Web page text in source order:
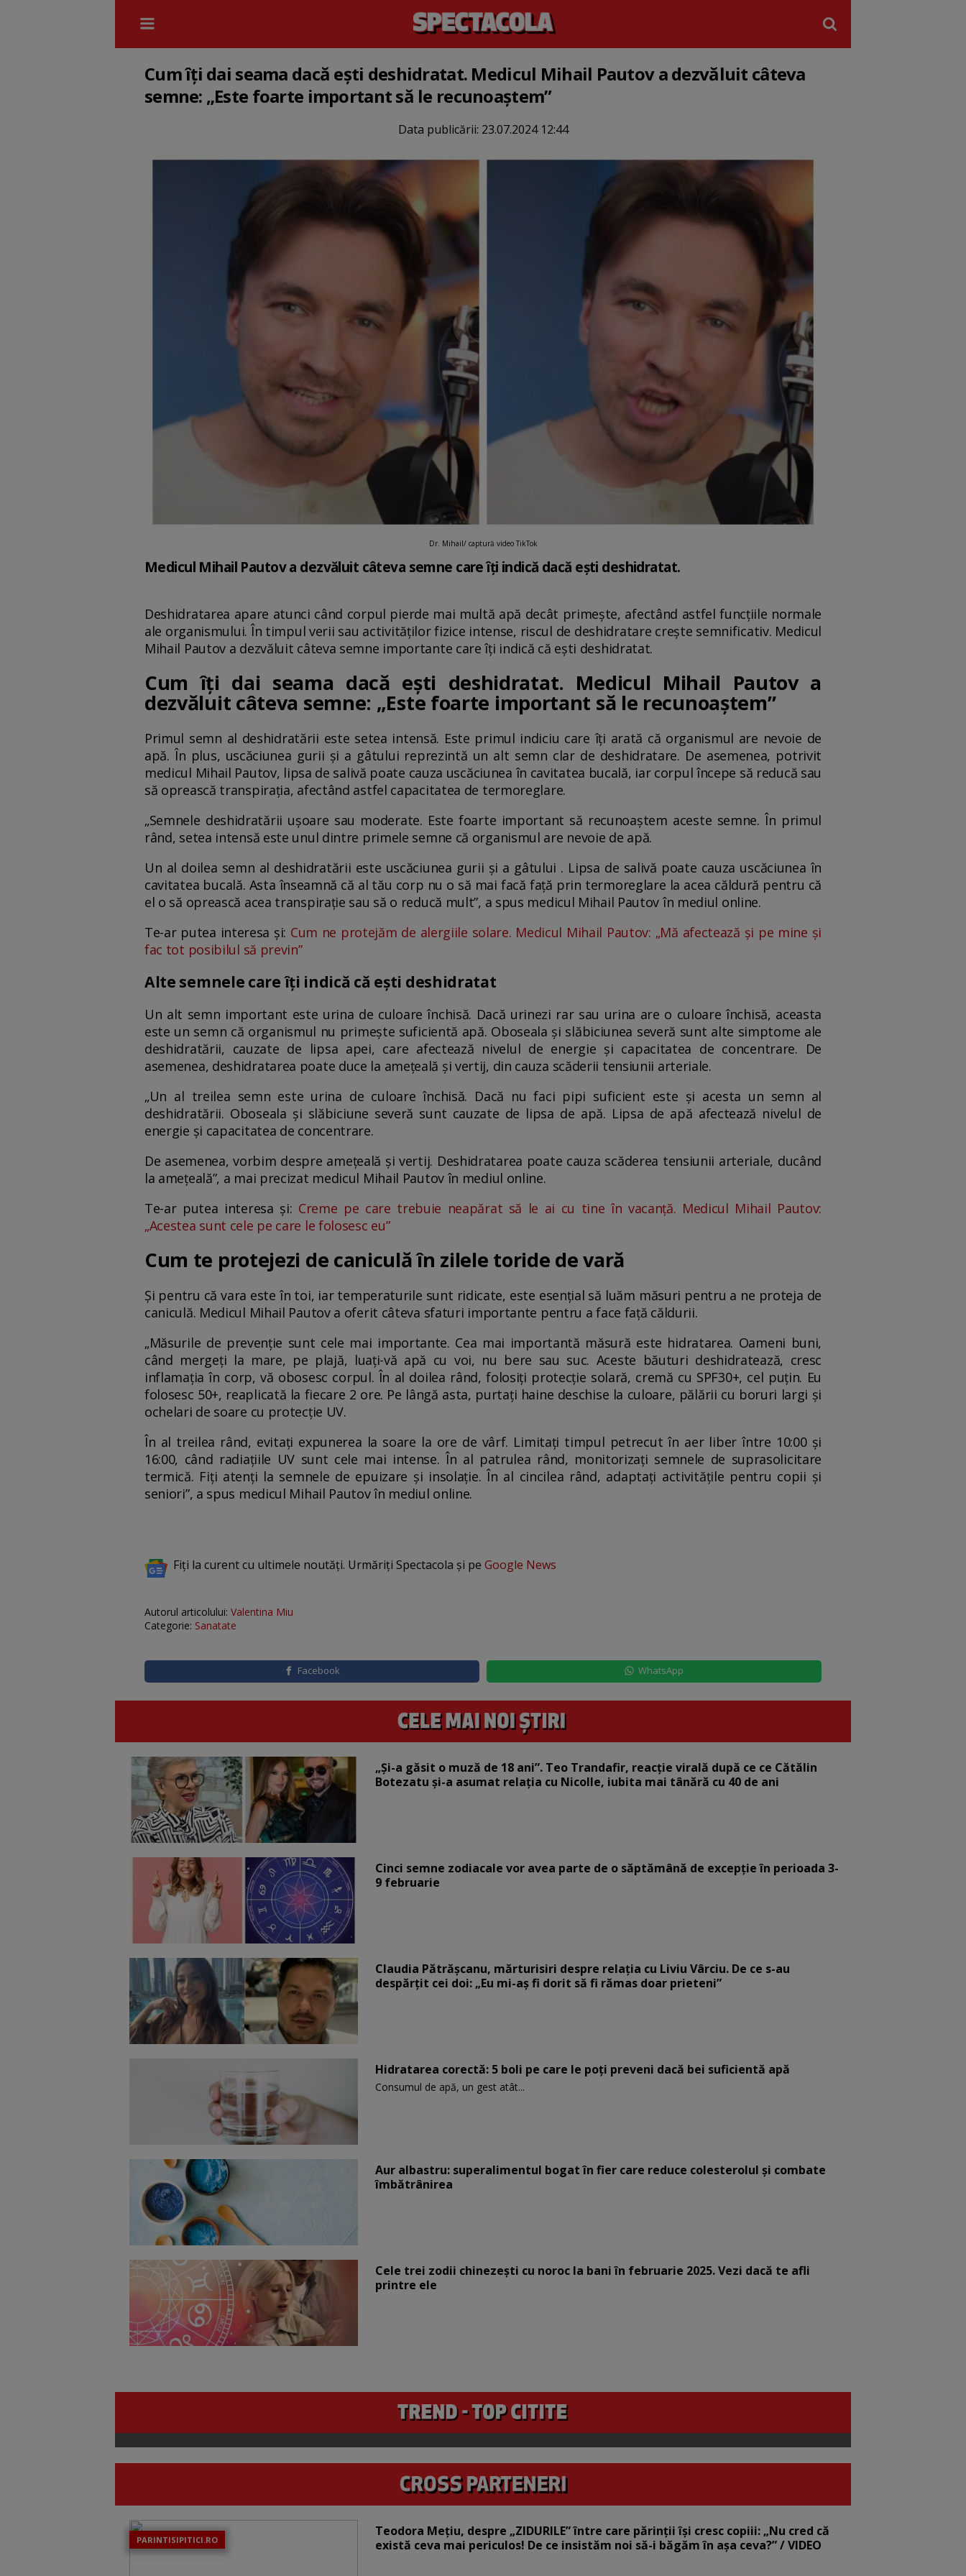
Cum îți dai seama dacă ești deshidratat. Medicul Mihail Pautov a dezvăluit câteva
semne: „Este foarte important să le recunoaștem”
Data publicării: 23.07.2024 12:44
Dr. Mihail/ captură video TikTok
Medicul Mihail Pautov a dezvăluit câteva semne care îți indică dacă ești deshidratat.
Deshidratarea apare atunci când corpul pierde mai multă apă decât primește, afectând astfel funcțiile normale
ale organismului. În timpul verii sau activităților fizice intense, riscul de deshidratare crește semnificativ. Medicul
Mihail Pautov a dezvăluit câteva semne importante care îți indică că ești deshidratat.
Cum îți dai seama dacă ești deshidratat. Medicul Mihail Pautov a
dezvăluit câteva semne: „Este foarte important să le recunoaștem”
Primul semn al deshidratării este setea intensă. Este primul indiciu care îți arată că organismul are nevoie de
apă. În plus, uscăciunea gurii și a gâtului reprezintă un alt semn clar de deshidratare. De asemenea, potrivit
medicul Mihail Pautov, lipsa de salivă poate cauza uscăciunea în cavitatea bucală, iar corpul începe să reducă sau
să oprească transpirația, afectând astfel capacitatea de termoreglare.
„Semnele deshidratării ușoare sau moderate. Este foarte important să recunoaștem aceste semne. În primul
rând, setea intensă este unul dintre primele semne că organismul are nevoie de apă.
Un al doilea semn al deshidratării este uscăciunea gurii și a gâtului . Lipsa de salivă poate cauza uscăciunea în
cavitatea bucală. Asta înseamnă că al tău corp nu o să mai facă față prin termoreglare la acea căldură pentru că
el o să oprească acea transpirație sau să o reducă mult”, a spus medicul Mihail Pautov în mediul online.
Te-ar putea interesa și: Cum ne protejăm de alergiile solare. Medicul Mihail Pautov: „Mă afectează și pe mine și
fac tot posibilul să previn”
Alte semnele care îți indică că ești deshidratat
Un alt semn important este urina de culoare închisă. Dacă urinezi rar sau urina are o culoare închisă, aceasta
este un semn că organismul nu primește suficientă apă. Oboseala și slăbiciunea severă sunt alte simptome ale
deshidratării, cauzate de lipsa apei, care afectează nivelul de energie și capacitatea de concentrare. De
asemenea, deshidratarea poate duce la amețeală și vertij, din cauza scăderii tensiunii arteriale.
„Un al treilea semn este urina de culoare închisă. Dacă nu faci pipi suficient este și acesta un semn al
deshidratării. Oboseala și slăbiciune severă sunt cauzate de lipsa de apă. Lipsa de apă afectează nivelul de
energie și capacitatea de concentrare.
De asemenea, vorbim despre amețeală și vertij. Deshidratarea poate cauza scăderea tensiunii arteriale, ducând
la amețeală”, a mai precizat medicul Mihail Pautov în mediul online.
Te-ar putea interesa și: Creme pe care trebuie neapărat să le ai cu tine în vacanță. Medicul Mihail Pautov:
„Acestea sunt cele pe care le folosesc eu”
Cum te protejezi de caniculă în zilele toride de vară
Și pentru că vara este în toi, iar temperaturile sunt ridicate, este esențial să luăm măsuri pentru a ne proteja de
caniculă. Medicul Mihail Pautov a oferit câteva sfaturi importante pentru a face față căldurii.
„Măsurile de prevenție sunt cele mai importante. Cea mai importantă măsură este hidratarea. Oameni buni,
când mergeți la mare, pe plajă, luați-vă apă cu voi, nu bere sau suc. Aceste băuturi deshidratează, cresc
inflamația în corp, vă obosesc corpul. În al doilea rând, folosiți protecție solară, cremă cu SPF30+, cel puțin. Eu
folosesc 50+, reaplicată la fiecare 2 ore. Pe lângă asta, purtați haine deschise la culoare, pălării cu boruri largi și
ochelari de soare cu protecție UV.
În al treilea rând, evitați expunerea la soare la ore de vârf. Limitați timpul petrecut în aer liber între 10:00 și
16:00, când radiațiile UV sunt cele mai intense. În al patrulea rând, monitorizați semnele de suprasolicitare
termică. Fiți atenți la semnele de epuizare și insolație. În al cincilea rând, adaptați activitățile pentru copii și
seniori”, a spus medicul Mihail Pautov în mediul online.
Fiți la curent cu ultimele noutăți. Urmăriți Spectacola și pe Google News
Autorul articolului: Valentina Miu
Categorie: Sanatate
Facebook WhatsApp
„Și-a găsit o muză de 18 ani”. Teo Trandafir, reacție virală după ce ce Cătălin
Botezatu și-a asumat relația cu Nicolle, iubita mai tânără cu 40 de ani
Cinci semne zodiacale vor avea parte de o săptămână de excepție în perioada 3-
9 februarie
Claudia Pătrășcanu, mărturisiri despre relația cu Liviu Vârciu. De ce s-au
despărțit cei doi: „Eu mi-aș fi dorit să fi rămas doar prieteni”
Hidratarea corectă: 5 boli pe care le poți preveni dacă bei suficientă apă
Consumul de apă, un gest atât...
Aur albastru: superalimentul bogat în fier care reduce colesterolul și combate
îmbătrânirea
Cele trei zodii chinezești cu noroc la bani în februarie 2025. Vezi dacă te afli
printre ele
PARINTISIPITICI.RO
Teodora Mețiu, despre „ZIDURILE” între care părinții își cresc copiii: „Nu cred că
există ceva mai periculos! De ce insistăm noi să-i băgăm în așa ceva?” / VIDEO